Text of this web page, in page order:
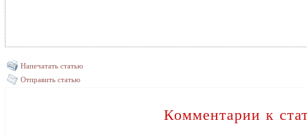
Напечатать статью
Отправить статью
Комментарии к